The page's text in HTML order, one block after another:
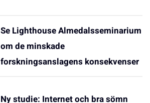
Se Lighthouse Almedalsseminarium
om de minskade
forskningsanslagens konsekvenser
Ny studie: Internet och bra sömn